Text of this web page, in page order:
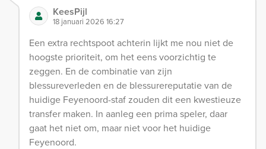
KeesPijl
18 januari 2026 16:27
Een extra rechtspoot achterin lijkt me nou niet de
hoogste prioriteit, om het eens voorzichtig te
zeggen. En de combinatie van zijn
blessureverleden en de blessurereputatie van de
huidige Feyenoord-staf zouden dit een kwestieuze
transfer maken. In aanleg een prima speler, daar
gaat het niet om, maar niet voor het huidige
Feyenoord.